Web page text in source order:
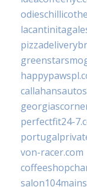
perfectfit24-
von-racer.com